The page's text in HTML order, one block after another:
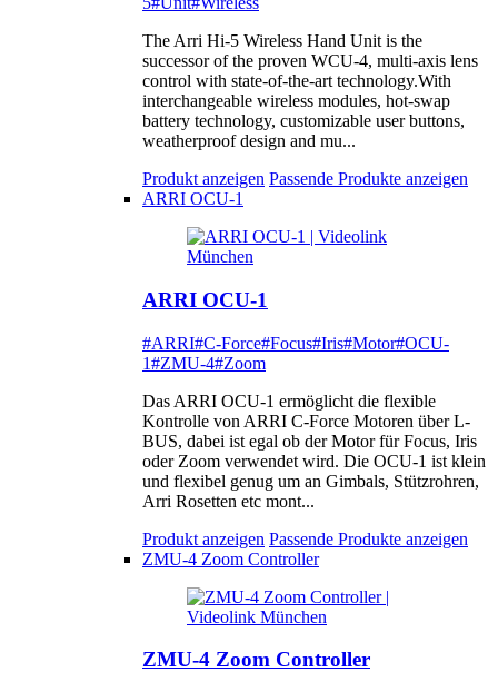
The Arri Hi-5 Wireless Hand Unit is the
successor of the proven WCU-4, multi-axis lens
control with state-of-the-art technology.With
interchangeable wireless modules, hot-swap
battery technology, customizable user buttons,
weatherproof design and mu...
Produkt anzeigen Passende Produkte anzeigen
ARRI OCU-1
ARRI OCU-1
#ARRI#C-Force#Focus#Iris#Motor#OCU-
1#ZMU-4#Zoom
Das ARRI OCU-1 ermöglicht die flexible
Kontrolle von ARRI C-Force Motoren über L-
BUS, dabei ist egal ob der Motor für Focus, Iris
oder Zoom verwendet wird. Die OCU-1 ist klein
und flexibel genug um an Gimbals, Stützrohren,
Arri Rosetten etc mont...
Produkt anzeigen Passende Produkte anzeigen
ZMU-4 Zoom Controller
ZMU-4 Zoom Controller